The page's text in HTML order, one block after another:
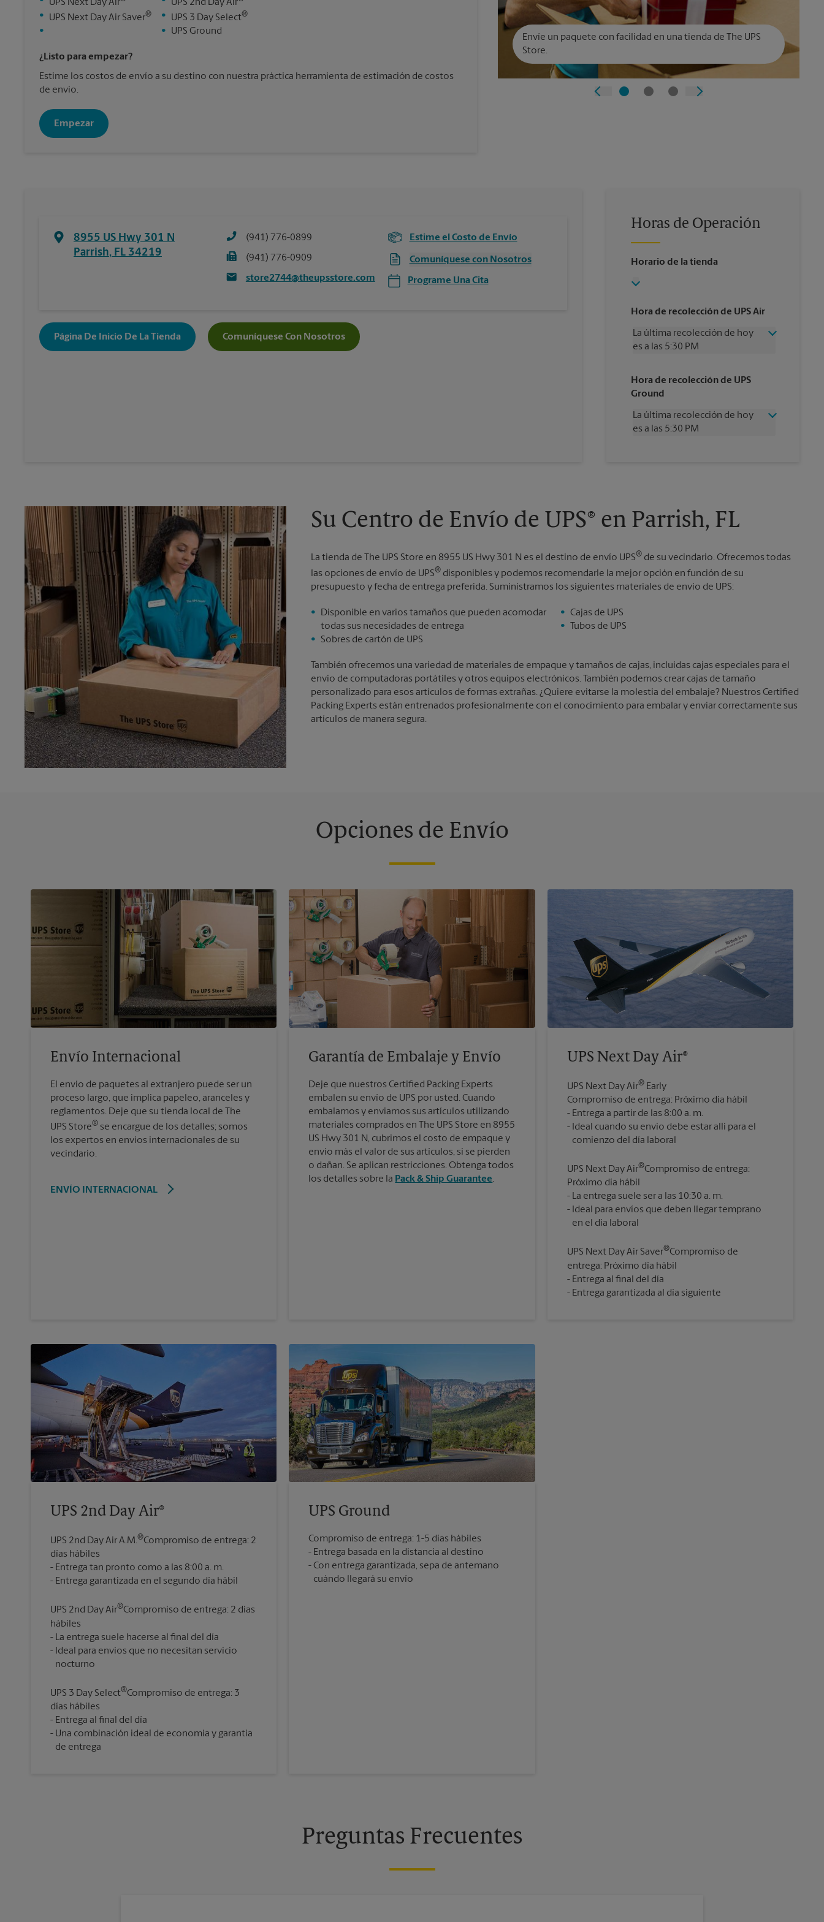
UPS Next Day Air
• UPS Next Day Air Saver®
•
UPS 2nd Day Air
• UPS 3 Day Select®
• UPS Ground
¿Listo para empezar?
Estime los costos de envío a su destino con nuestra práctica herramienta de estimación de costos
de envío.
Empezar
Envíe un paquete con facilidad en una tienda de The UPS
Store.
8955 US Hwy 301 N
Parrish, FL 34219
(941) 776-0899
(941) 776-0909
store2744@theupsstore.com
Estime el Costo de Envío
Comuníquese con Nosotros
Programe Una Cita
Página De Inicio De La Tienda Comuníquese Con Nosotros
Horas de Operación
Horario de la tienda
Hora de recolección de UPS Air
La última recolección de hoy
es a las 5:30 PM
Jueves
5:30 PM
Viernes
Sábado
3:30 PM
Domingo
Sin Recolección
Hora de recolección de UPS
Ground
La última recolección de hoy
es a las 5:30 PM
Domingo
Sin Recolección
Lunes
5:30 PM
Su Centro de Envío de UPS® en Parrish, FL
La tienda de The UPS Store en 8955 US Hwy 301 N es el destino de envío UPS® de su vecindario. Ofrecemos todas
las opciones de envío de UPS® disponibles y podemos recomendarle la mejor opción en función de su
presupuesto y fecha de entrega preferida. Suministramos los siguientes materiales de envío de UPS:
Disponible en varios tamaños que pueden acomodar
todas sus necesidades de entrega
Sobres de cartón de UPS
Cajas de UPS
Tubos de UPS
También ofrecemos una variedad de materiales de empaque y tamaños de cajas, incluidas cajas especiales para el
envío de computadoras portátiles y otros equipos electrónicos. También podemos crear cajas de tamaño
personalizado para esos artículos de formas extrañas. ¿Quiere evitarse la molestia del embalaje? Nuestros Certified
Packing Experts están entrenados profesionalmente con el conocimiento para embalar y enviar correctamente sus
artículos de manera segura.
Opciones de Envío
Envío Internacional
El envío de paquetes al extranjero puede ser un
proceso largo, que implica papeleo, aranceles y
reglamentos. Deje que su tienda local de The
UPS Store® se encargue de los detalles; somos
los expertos en envíos internacionales de su
vecindario.
ENVÍO INTERNACIONAL
Garantía de Embalaje y Envío
Deje que nuestros Certified Packing Experts
embalen su envío de UPS por usted. Cuando
embalamos y enviamos sus artículos utilizando
materiales comprados en The UPS Store en 8955
US Hwy 301 N, cubrimos el costo de empaque y
envío más el valor de sus artículos, si se pierden
o dañan. Se aplican restricciones. Obtenga todos
los detalles sobre la Pack & Ship Guarantee.
UPS Next Day Air®
UPS Next Day Air®Early
Compromiso de entrega: Próximo día hábil
Entrega a partir de las 8:00 a. m.
Ideal cuando su envío debe estar allí para el
UPS Next Day Air®Compromiso de entrega:
Próximo día hábil
La entrega suele ser a las 10:30 a. m.
Ideal para envíos que deben llegar temprano
UPS Next Day Air Saver®Compromiso de
entrega: Próximo día hábil
Entrega al final del día
Entrega garantizada al día siguiente
UPS 2nd Day Air®
UPS 2nd Day Air A.M.®Compromiso de entrega: 2
días hábiles
Entrega tan pronto como a las 8:00 a. m.
UPS 2nd Day Air®Compromiso de entrega: 2 días
hábiles
La entrega suele hacerse al final del día
Ideal para envíos que no necesitan servicio
UPS 3 Day Select®Compromiso de entrega: 3
días hábiles
Entrega al final del día
Una combinación ideal de economía y garantía
de entrega
UPS Ground
Compromiso de entrega: 1-5 días hábiles
Entrega basada en la distancia al destino
Con entrega garantizada, sepa de antemano
cuándo llegará su envío
Preguntas Frecuentes